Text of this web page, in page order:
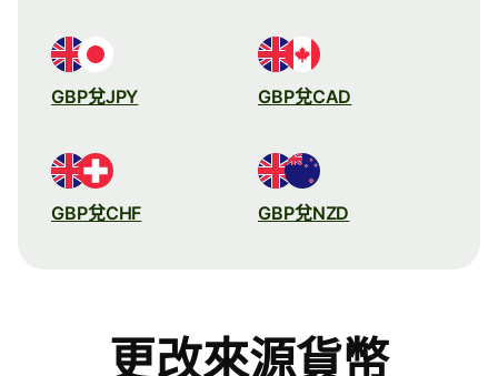
GBP兌JPY GBP兌CAD
GBP兌CHF GBP兌NZD
更改來源貨幣